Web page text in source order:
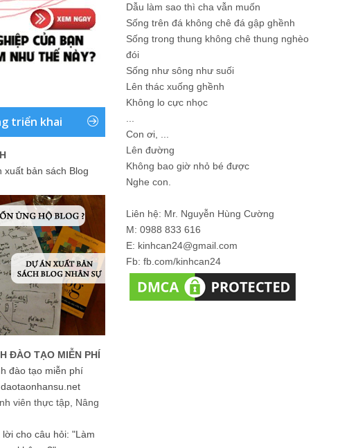
triển khai
xuất bản sách Blog
ĐÀO TẠO MIỄN PHÍ
đào tạo miễn phí
viên thực tập, Nâng
cho câu hỏi: "Làm
Dẫu làm sao thì cha vẫn muốn
Sống trên đá không chê đá gập ghềnh
Sống trong thung không chê thung nghèo
đói
Sống như sông như suối
Lên thác xuống ghềnh
Không lo cực nhọc
Con ơi, ...
Lên đường
Không bao giờ nhỏ bé được
Nghe con.
Liên hệ: Mr. Nguyễn Hùng Cường
M: 0988 833 616
E: kinhcan24@gmail.com
Fb: fb.com/kinhcan24